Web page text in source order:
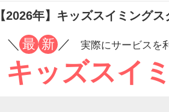
【2026年】キッズスイミング
／ 最 新 ／ 実際にサービスを
キッズスイ